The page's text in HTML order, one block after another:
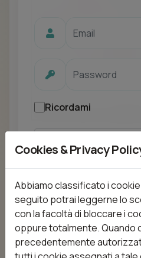
Ricordami
Cookies & Privacy
Abbiamo classificato i
seguito potrai leggerne lo
con la facoltà di bloccare i
oppure totalmente. Quando
precedentemente